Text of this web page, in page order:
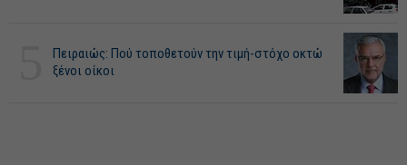
Πειραιώς: Πού τοποθετούν την τιμή-στόχο οκτώ
ξένοι οίκοι